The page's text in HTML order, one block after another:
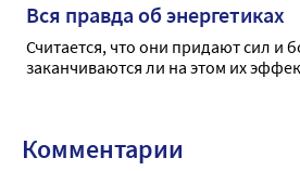
Вся правда об энергетиках
Считается, что они придают сил и
заканчиваются ли на этом их
Комментарии